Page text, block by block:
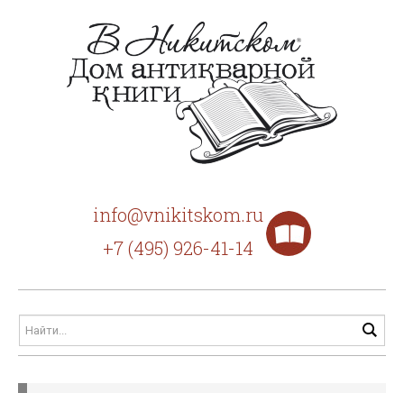
info@vnikitskom.ru
+7 (495) 926-41-14